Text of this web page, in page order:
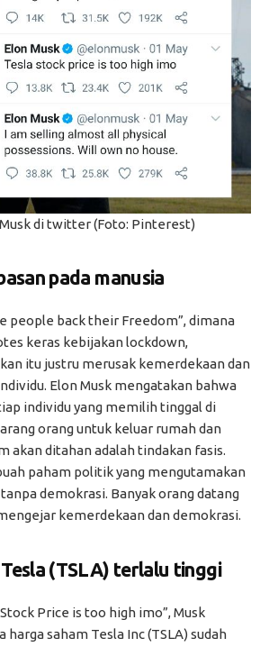
di twitter (Foto: Pinterest)
pada manusia
people back their Freedom”, dimana
keras kebijakan lockdown,
itu justru merusak kemerdekaan dan
Elon Musk mengatakan bahwa
individu yang memilih tinggal di
orang untuk keluar rumah dan
akan ditahan adalah tindakan fasis.
paham politik yang mengutamakan
demokrasi. Banyak orang datang
kemerdekaan dan demokrasi.
(TSLA) terlalu tinggi
Price is too high imo”, Musk
saham Tesla Inc (TSLA) sudah